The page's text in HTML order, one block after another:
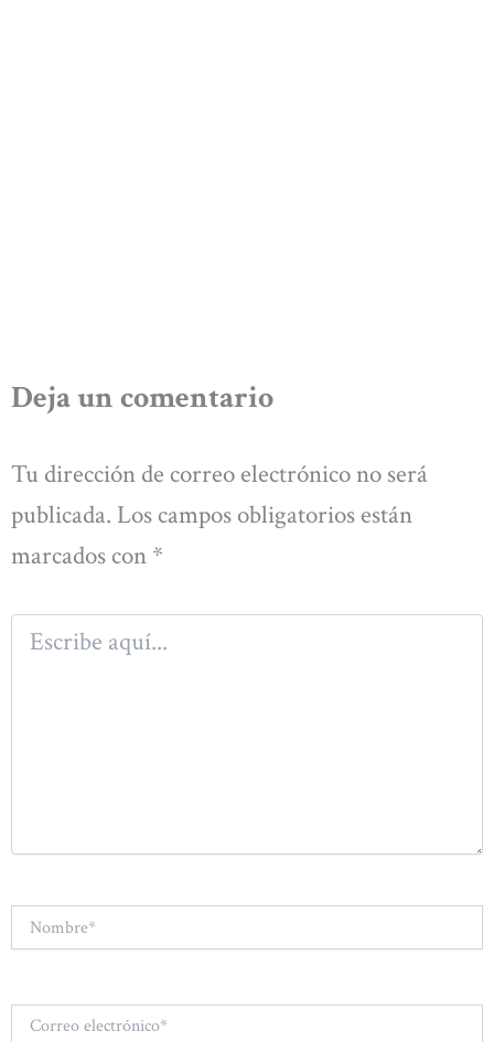
Deja un comentario
Tu dirección de correo electrónico no será
publicada. Los campos obligatorios están
marcados con *
Escribe
aquí...
Correo
electrónico*